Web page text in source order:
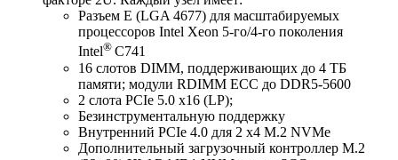
Разъем E (LGA 4677) для масштабируемых
процессоров Intel Xeon 5-го/4-го поколения
Intel® C741
16 слотов DIMM, поддерживающих до 4 ТБ
памяти; модули RDIMM ECC до DDR5-5600
2 слота PCIe 5.0 x16 (LP);
Безинструментальную поддержку
Внутренний PCIe 4.0 для 2 x4 M.2 NVMe
Дополнительный загрузочный контроллер M.2